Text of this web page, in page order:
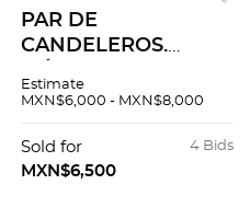
PAR DE
CANDELEROS.
Elaborados en plata
0.925. Peso: 516.
Estimate
MXN$6,000 - MXN$8,000
4 Bids
Sold for
MXN$6,500